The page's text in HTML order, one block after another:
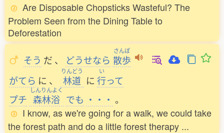
Are Disposable Chopsticks Wasteful? The
Problem Seen from the Dining Table to
Deforestation
そう だ 、 どうせなら
さんぽ
散歩
がてら に 、
りんどう
林道 に
い
行って
プチ
しんりんよく
森林浴 でも ・・・ 。
I know, as we're going for a walk, we could take
the forest path and do a little forest therapy ...